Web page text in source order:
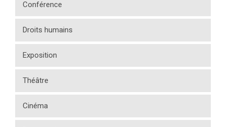
Conférence
Droits humains
Exposition
Théâtre
Cinéma